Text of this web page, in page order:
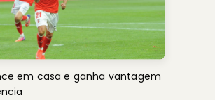
em casa e ganha vantagem